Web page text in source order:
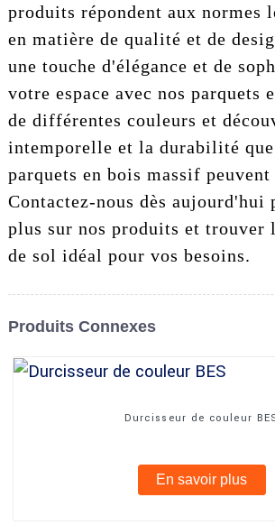
produits répondent aux normes
en matière de qualité et de
une touche d'élégance et de
votre espace avec nos parquets
de différentes couleurs et
intemporelle et la durabilité que
parquets en bois massif
Contactez-nous dès aujourd'hui
plus sur nos produits et trouver
de sol idéal pour vos besoins.
Produits Connexes
Durcisseur de couleur
En savoir plus